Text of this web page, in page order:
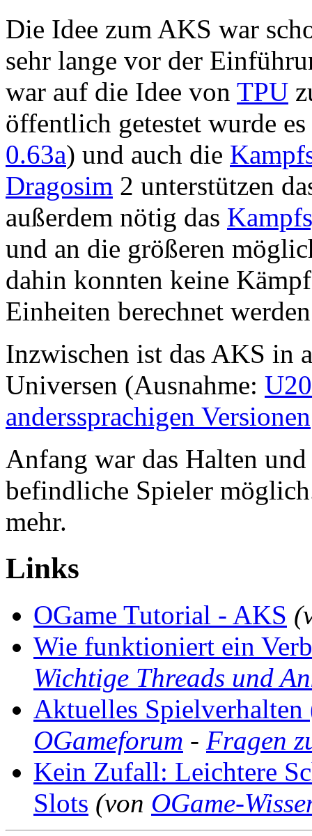
Die Idee zum AKS war
sehr lange vor der
war auf die Idee von TPU
öffentlich getestet wurde
0.63a) und auch die
Dragosim 2 unterstützen
außerdem nötig das
und an die größeren
dahin konnten keine
Einheiten berechnet
Inzwischen ist das AKS in
Universen (Ausnahme: U20
anderssprachigen Versionen
Anfang war das Halten
befindliche Spieler
mehr.
Links
OGame Tutorial - AKS
Wie funktioniert ein
Wichtige Threads und
Aktuelles
OGameforum - Fragen
Kein Zufall: Leichtere
Slots (von OGame-